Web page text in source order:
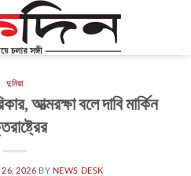
দুনিয়া
আত্মরক্ষা বলে দাবি মার্কিন
26, 2026 BY NEWS DESK